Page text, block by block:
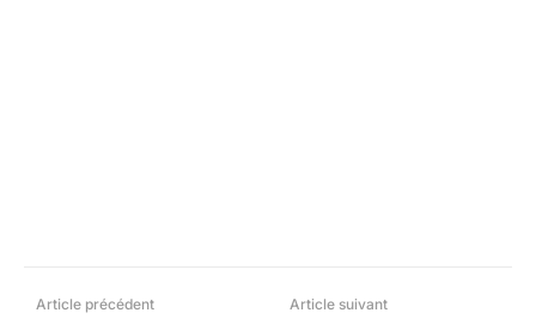
Article précédent Article suivant